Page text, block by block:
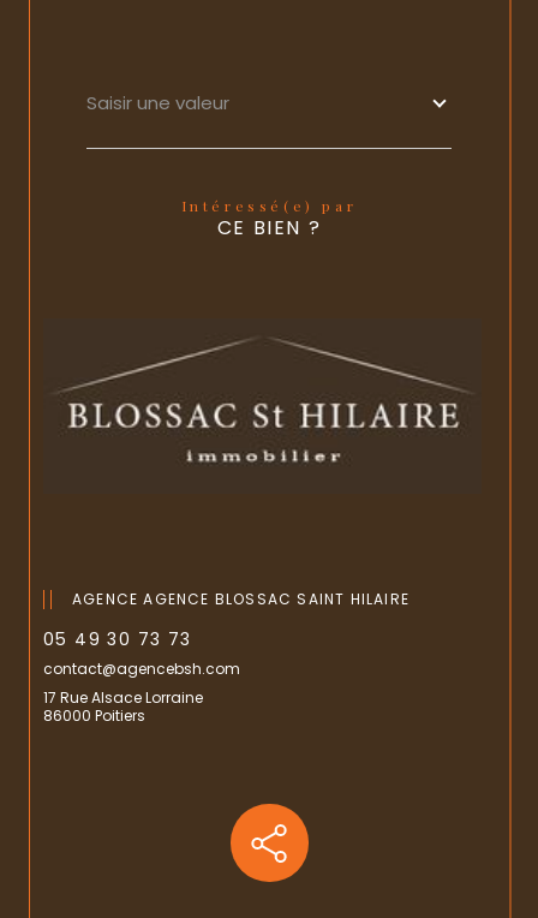
Saisir une valeur
Intéressé(e) par
CE BIEN ?
AGENCE AGENCE BLOSSAC SAINT HILAIRE
05 49 30 73 73
contact@agencebsh.com
17 Rue Alsace Lorraine
86000 Poitiers